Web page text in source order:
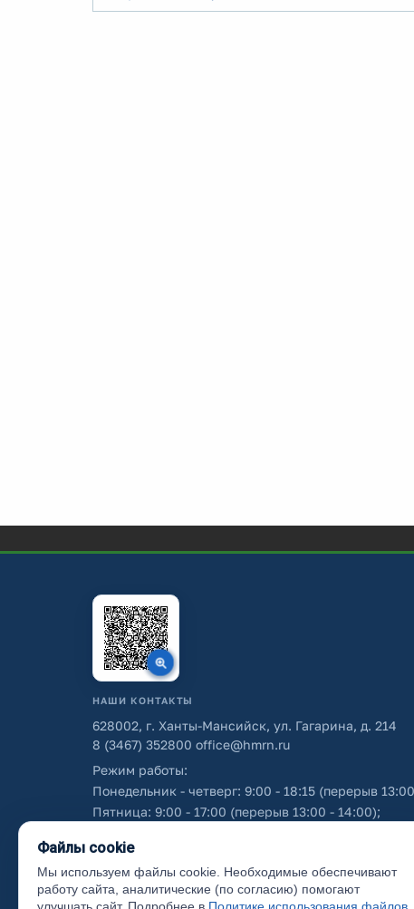
НАШИ КОНТАКТЫ
628002, г. Ханты-Мансийск, ул. Гагарина, д. 214
8 (3467) 352800 office@hmrn.ru
Режим работы:
Понедельник - четверг: 9:00 - 18:15 (перерыв
Пятница: 9:00 - 17:00 (перерыв 13:00 - 14:00);
Об использовании персональных данных
Файлы cookie
Мы используем файлы cookie. Необходимые обеспечивают
работу сайта, аналитические (по согласию) помогают